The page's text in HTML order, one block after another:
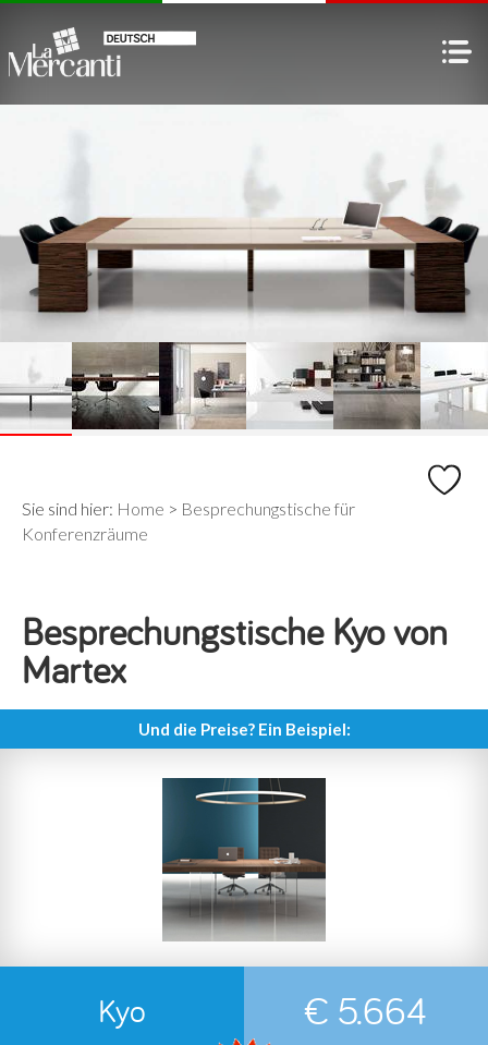
Sie sind hier: Home > Besprechungstische für
Konferenzräume
Besprechungstische Kyo von
Martex
Und die Preise? Ein Beispiel:
Kyo € 5.664